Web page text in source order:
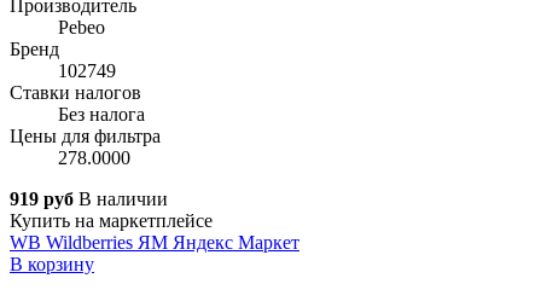
Производитель
Pebeo
Бренд
102749
Ставки налогов
Без налога
Цены для фильтра
278.0000
919 руб В наличии
Купить на маркетплейсе
WB Wildberries ЯМ Яндекс Маркет
В корзину